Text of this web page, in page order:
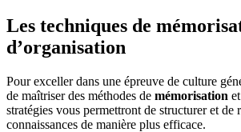
Les techniques de
d’organisation
Pour exceller dans une épreuve de culture
de maîtriser des méthodes de mémorisation
stratégies vous permettront de structurer et de
connaissances de manière plus efficace.